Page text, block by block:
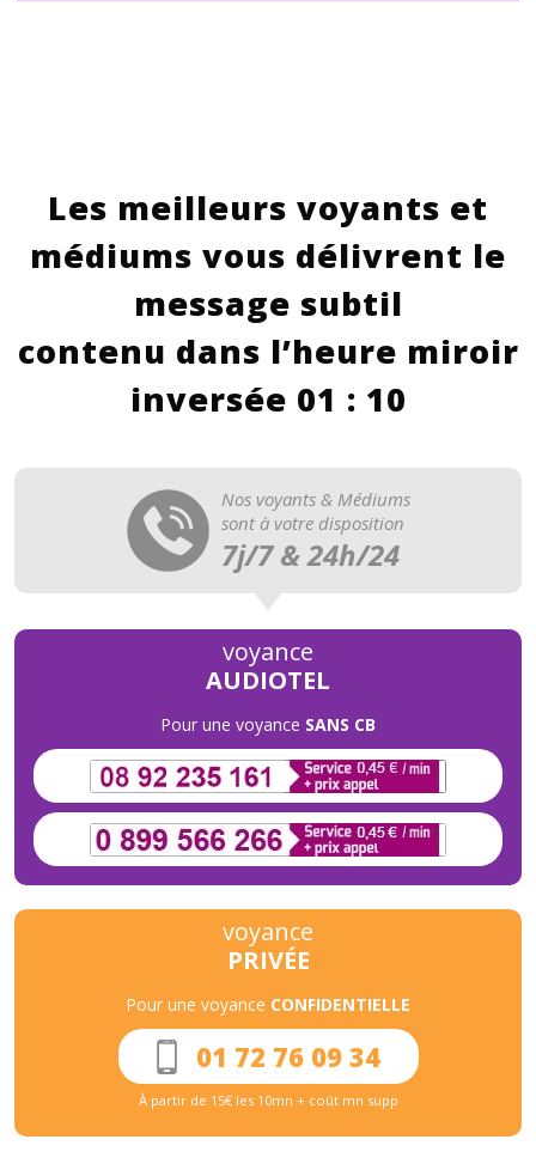
Les meilleurs voyants et
médiums vous délivrent le
message subtil
contenu dans l’heure miroir
inversée 01 : 10
Nos voyants & Médiums
sont à votre disposition
7j/7 & 24h/24
voyance
AUDIOTEL
Pour une voyance SANS CB
voyance
PRIVÉE
Pour une voyance CONFIDENTIELLE
01 72 76 09 34
À partir de 15€ les 10mn + coût mn supp